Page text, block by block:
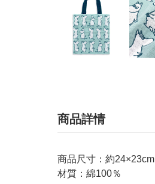
商品詳情
商品尺寸：約24×23cm
材質：綿100％